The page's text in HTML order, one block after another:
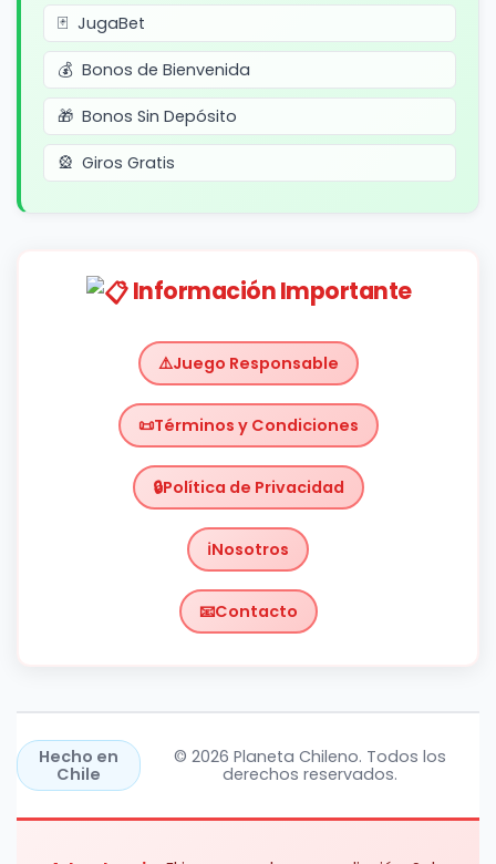
JugaBet
Bonos de Bienvenida
Bonos Sin Depósito
Giros Gratis
Información Importante
Juego Responsable
Términos y Condiciones
Política de Privacidad
Nosotros
Contacto
Hecho en
Chile
© 2026 Planeta Chileno. Todos los
derechos reservados.